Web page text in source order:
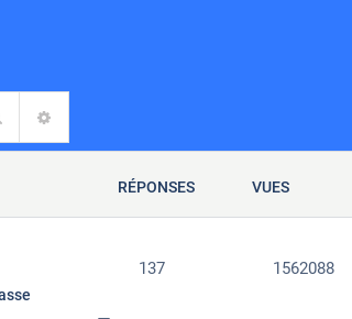
Rechercher
RÉPONSES VUES
137 1562088